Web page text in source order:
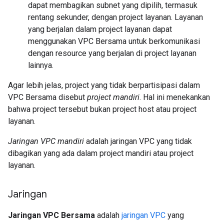
dapat membagikan subnet yang dipilih, termasuk
rentang sekunder, dengan project layanan. Layanan
yang berjalan dalam project layanan dapat
menggunakan VPC Bersama untuk berkomunikasi
dengan resource yang berjalan di project layanan
lainnya.
Agar lebih jelas, project yang tidak berpartisipasi dalam
VPC Bersama disebut project mandiri. Hal ini menekankan
bahwa project tersebut bukan project host atau project
layanan.
Jaringan VPC mandiri adalah jaringan VPC yang tidak
dibagikan yang ada dalam project mandiri atau project
layanan.
Jaringan
Jaringan VPC Bersama adalah jaringan VPC yang